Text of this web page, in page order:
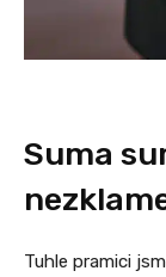
Suma
Tuhle pramici